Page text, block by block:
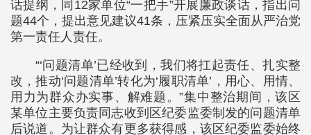
话提纲，同12家单位“一把手”开展廉政谈话，指出问
题44个，提出意见建议41条，压紧压实全面从严治党
第一责任人责任。
“‘问题清单’已经收到，我们将扛起责任、扎实整
改，推动‘问题清单’转化为‘履职清单’，用心、用情、
用力为群众办实事、解难题。”集中整治期间，该区
某单位主要负责同志收到区纪委监委制发的问题清单
后说道。为让群众有更多获得感，该区纪委监委始终